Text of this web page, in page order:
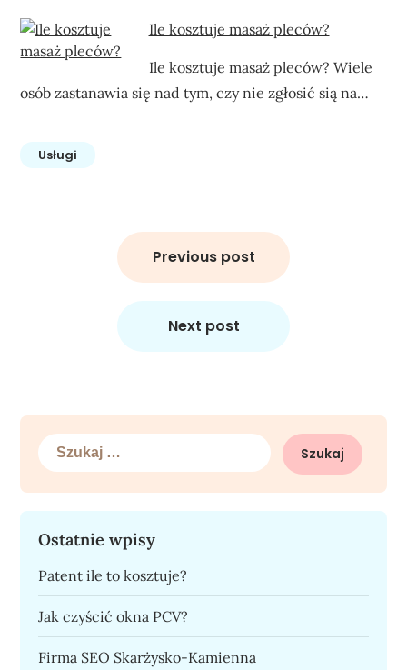
Ile kosztuje masaż pleców?
Ile kosztuje masaż pleców? Wiele
osób zastanawia się nad tym, czy nie zgłosić sią na…
Usługi
Previous post
Next post
Szukaj:
Ostatnie wpisy
Patent ile to kosztuje?
Jak czyścić okna PCV?
Firma SEO Skarżysko-Kamienna